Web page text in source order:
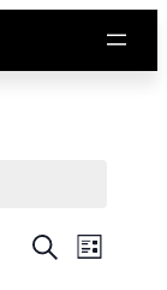
HledatSeznam